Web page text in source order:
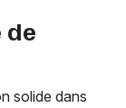
de
solide dans